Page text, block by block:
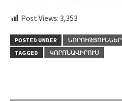
Post Views: 3,353
POSTED UNDER
ՆՈՐՈՒԹՅՈՒՆՆԵՐ
TAGGED
ԿՈՐՈՆԱՎԻՐՈՒՍ